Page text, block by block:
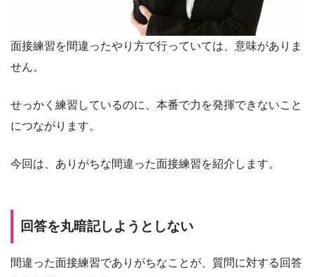
面接練習を間違ったやり方で行っていては、意味がありま
せん。
せっかく練習しているのに、本番で力を発揮できないこと
につながります。
今回は、ありがちな間違った面接練習を紹介します。
回答を丸暗記しようとしない
間違った面接練習でありがちなことが、質問に対する回答